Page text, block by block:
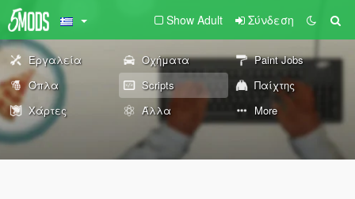
Show Adult Σύνδεση
Εργαλεία Οχήματα
Paint Jobs
Όπλα
Scripts
Παίχτης
Χάρτες
Άλλα More